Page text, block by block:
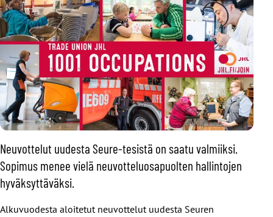
Neuvottelut uudesta Seure-tesistä on saatu valmiiksi.
Sopimus menee vielä neuvotteluosapuolten hallintojen
hyväksyttäväksi.
Alkuvuodesta aloitetut neuvottelut uudesta Seuren